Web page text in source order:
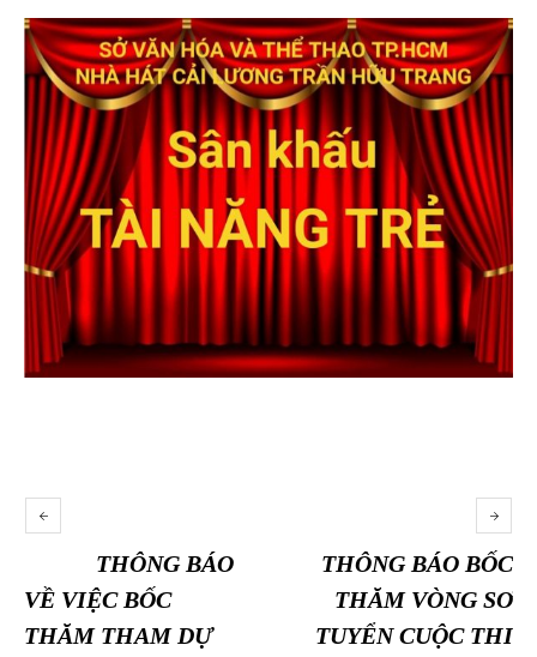
THÔNG BÁO
VỀ VIỆC BỐC
THĂM THAM DỰ
THÔNG BÁO BỐC
THĂM VÒNG SƠ
TUYỂN CUỘC THI